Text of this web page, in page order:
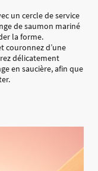
un cercle de service
de saumon mariné
la forme.
couronnez d’une
délicatement
en saucière, afin que